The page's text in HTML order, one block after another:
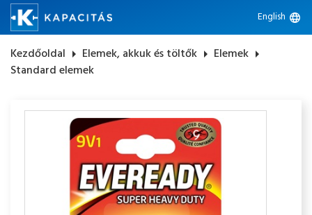
English language
Kezdőoldal arrow_right Elemek, akkuk és töltők arrow_right Elemek arrow_right
Standard elemek